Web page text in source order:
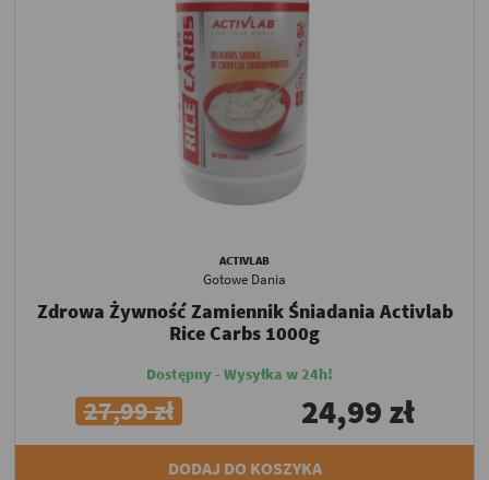
ACTIVLAB
Gotowe Dania
Zdrowa Żywność Zamiennik Śniadania Activlab
Rice Carbs 1000g
Dostępny - Wysyłka w 24h!
27,99 zł 24,99 zł
DODAJ DO KOSZYKA